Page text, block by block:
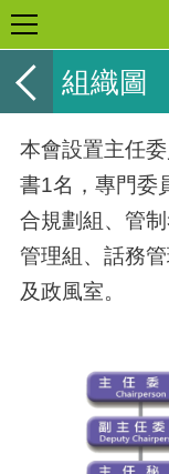
組織圖
本會設置主任
書1名，專門委
合規劃組、管
管理組、話務
及政風室。